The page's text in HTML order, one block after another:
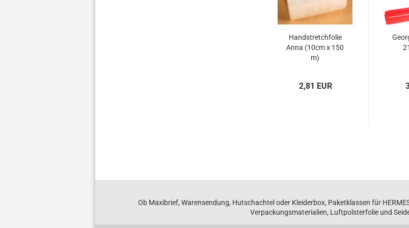
Handstretch­fo­lie
Anna (10cm x 150
m)
2,81 EUR
Ob Maxibrief, Warensendung, Hutschachtel oder Kleiderbox, Paketklassen für
Verpackungsmaterialien, Luftpolsterfolie und